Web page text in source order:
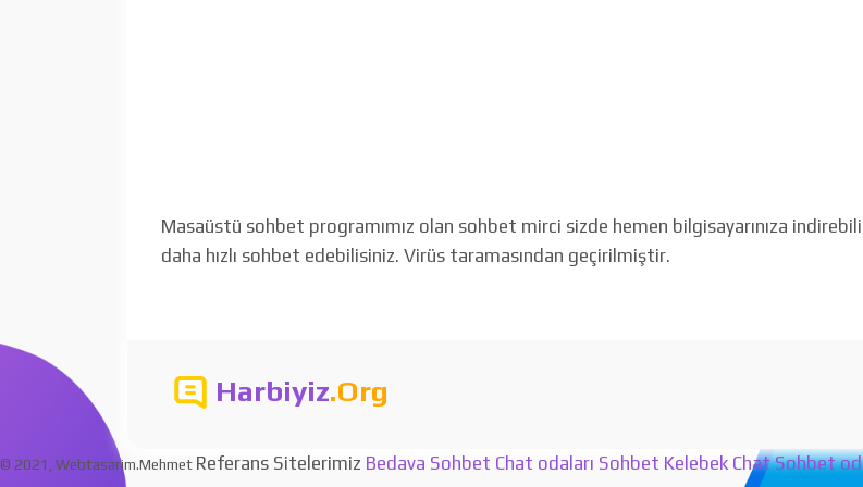
Masaüstü sohbet programımız olan sohbet mirci sizde hemen bilgisayarınıza
daha hızlı sohbet edebilisiniz. Virüs taramasından geçirilmiştir.
Harbiyiz.Org
© 2021, Webtasarim.Mehmet Referans Sitelerimiz Bedava Sohbet Chat odaları Sohbet Kelebek Chat Sohbet